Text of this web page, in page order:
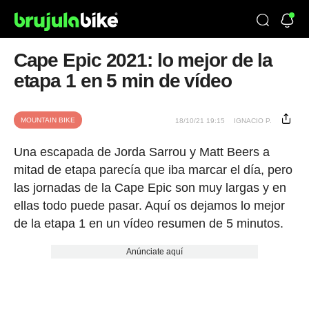
Cape Epic 2021: lo mejor de la
etapa 1 en 5 min de vídeo
MOUNTAIN BIKE 18/10/21 19:15 IGNACIO P.
Una escapada de Jorda Sarrou y Matt Beers a
mitad de etapa parecía que iba marcar el día, pero
las jornadas de la Cape Epic son muy largas y en
ellas todo puede pasar. Aquí os dejamos lo mejor
de la etapa 1 en un vídeo resumen de 5 minutos.
Anúnciate aquí